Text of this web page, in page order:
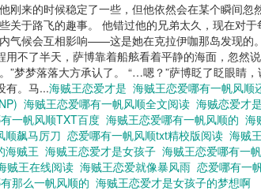
刚来的时候稳定了一些，但他依然会在某个瞬间
关于路飞的趣事。 他错过他的兄弟太久，现在对
气候会互相影响——这是她在克拉伊咖那岛发现的
用不了半天，萨博靠着船舷看着平静的海面，忽
”梦梦落落大方承认了。 “…嗯？”萨博眨了眨眼睛
有。马...海贼王恋爱才是 海贼王恋爱哪有一帆风顺
海贼王恋爱哪有一帆风顺全文阅读 海贼恋爱才
一帆风顺TXT百度 海贼王恋爱哪有一帆风顺的 海
顺飙马厉刀 恋爱哪有一帆风顺txt精校版阅读 海贼
海贼王 海贼王恋爱才是女孩子 海贼王恋爱哪有一
贼王在线阅读 海贼王恋爱就像暴风雨 恋爱哪有一
那么一帆风顺的 海贼王恋爱才是女孩子的梦想啊